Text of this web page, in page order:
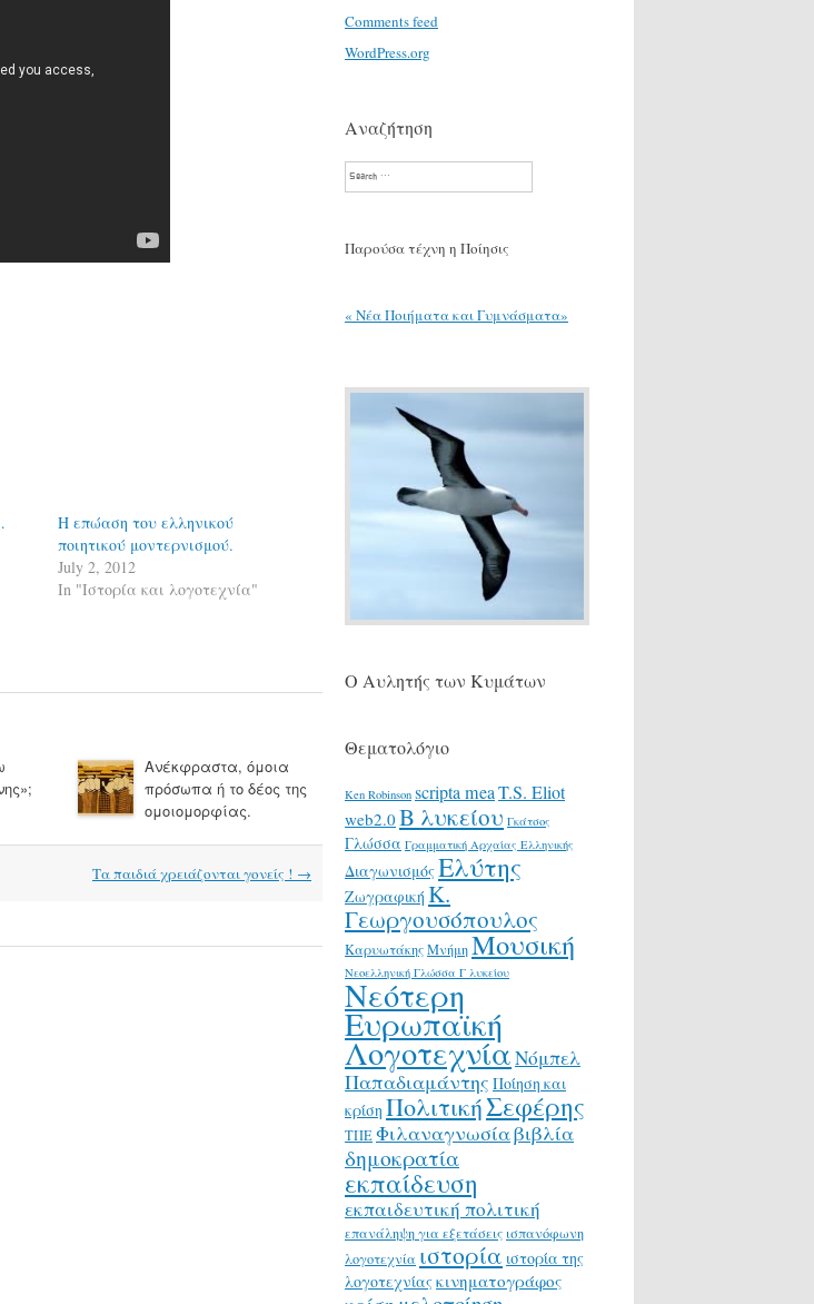
Η επώαση του ελληνικού
ποιητικού μοντερνισμού.
July 2, 2012
In "Ιστορία και λογοτεχνία"
Ανέκφραστα, όμοια
πρόσωπα ή το δέος της
ομοιομορφίας.
Τα παιδιά χρειάζονται γονείς ! →
Comments feed
WordPress.org
Αναζήτηση
Search
Παρούσα τέχνη η Ποίησις
« Νέα Ποιήματα και Γυμνάσματα»
Ο Αυλητής των Κυμάτων
Θεματολόγιο
Ken Robinson scripta meaT.S. Eliot
web2.0 Β λυκείου Γκάτσος
Γλώσσα Γραμματική Αρχαίας Ελληνικής
ΔιαγωνισμόςΕλύτης
Ζωγραφική Κ.
Γεωργουσόπουλος
ΚαρυωτάκηςΜνήμηΜουσική
Νεοελληνική Γλώσσα Γ λυκείου
Νεότερη
Ευρωπαϊκή
ΛογοτεχνίαΝόμπελ
Παπαδιαμάντης Ποίηση και
κρίση ΠολιτικήΣεφέρης
ΤΠΕΦιλαναγνωσίαβιβλία
δημοκρατία
εκπαίδευση
εκπαιδευτική πολιτική
επανάληψη για εξετάσεις ισπανόφωνη
λογοτεχνία ιστορία ιστορία της
λογοτεχνίαςκινηματογράφος